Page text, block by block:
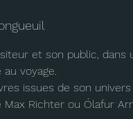
et son public, dans
voyage.
issues de son
Richter ou Ólafur